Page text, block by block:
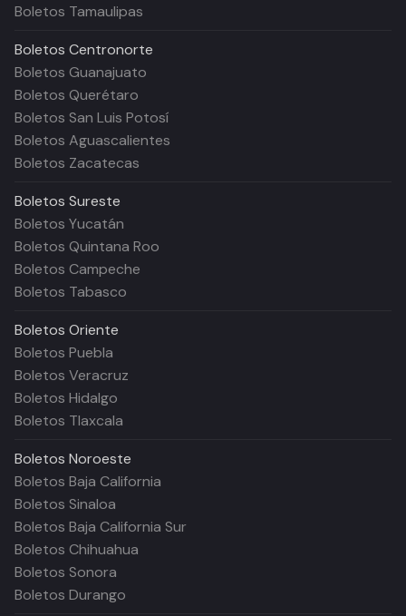
Boletos Tamaulipas
Boletos Centronorte
Boletos Guanajuato
Boletos Querétaro
Boletos San Luis Potosí
Boletos Aguascalientes
Boletos Zacatecas
Boletos Sureste
Boletos Yucatán
Boletos Quintana Roo
Boletos Campeche
Boletos Tabasco
Boletos Oriente
Boletos Puebla
Boletos Veracruz
Boletos Hidalgo
Boletos Tlaxcala
Boletos Noroeste
Boletos Baja California
Boletos Sinaloa
Boletos Baja California Sur
Boletos Chihuahua
Boletos Sonora
Boletos Durango